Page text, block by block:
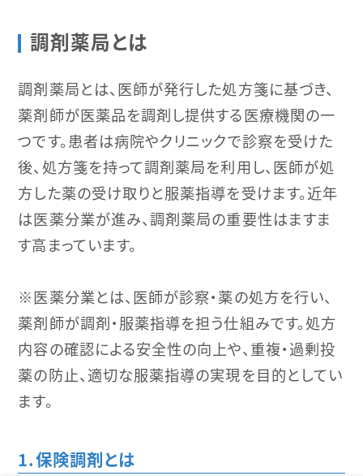
調剤薬局とは
調剤薬局とは、医師が発行した処方箋に基づき、
薬剤師が医薬品を調剤し提供する医療機関の一
つです。患者は病院やクリニックで診察を受けた
後、処方箋を持って調剤薬局を利用し、医師が処
方した薬の受け取りと服薬指導を受けます。近年
は医薬分業が進み、調剤薬局の重要性はますま
す高まっています。
※医薬分業とは、医師が診察・薬の処方を行い、
薬剤師が調剤・服薬指導を担う仕組みです。処方
内容の確認による安全性の向上や、重複・過剰投
薬の防止、適切な服薬指導の実現を目的としてい
ます。
保険調剤とは